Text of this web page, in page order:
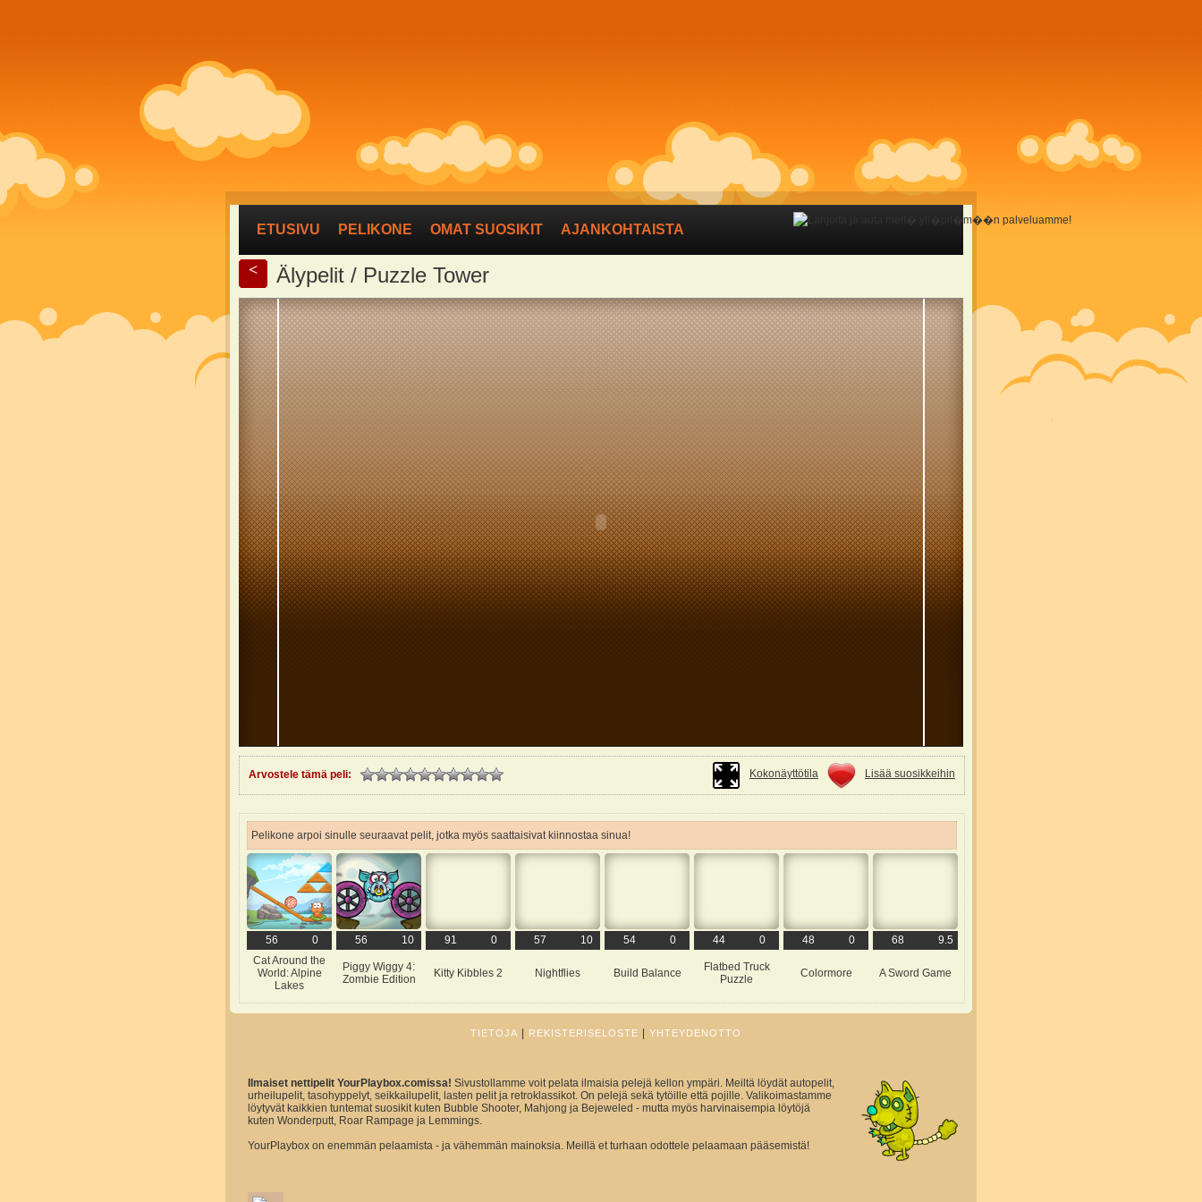
ETUSIVU PELIKONE OMAT SUOSIKIT AJANKOHTAISTA
< Älypelit / Puzzle Tower
Arvostele tämä peli: Kokonäyttötila Lisää suosikkeihin
Pelikone arpoi sinulle seuraavat pelit, jotka myös saattaisivat kiinnostaa sinua!
56
0
Cat Around the
World: Alpine
Lakes
56 10
Piggy Wiggy 4:
Zombie Edition
91 0
Kitty Kibbles 2
57 10
Nightflies
54 0
Build Balance
44 0
Flatbed Truck
Puzzle
48 0
Colormore
68 9.5
A Sword Game
TIETOJA REKISTERISELOSTE YHTEYDENOTTO
Ilmaiset nettipelit YourPlaybox.comissa! Sivustollamme voit pelata ilmaisia pelejä kellon ympäri. Meiltä löydät autopelit,
urheilupelit, tasohyppelyt, seikkailupelit, lasten pelit ja retroklassikot. On pelejä sekä tytöille että pojille. Valikoimastamme
löytyvät kaikkien tuntemat suosikit kuten Bubble Shooter, Mahjong ja Bejeweled - mutta myös harvinaisempia löytöjä
kuten Wonderputt, Roar Rampage ja Lemmings.
YourPlaybox on enemmän pelaamista - ja vähemmän mainoksia. Meillä et turhaan odottele pelaamaan pääsemistä!